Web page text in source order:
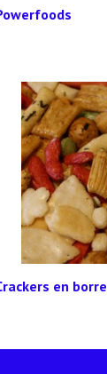
en